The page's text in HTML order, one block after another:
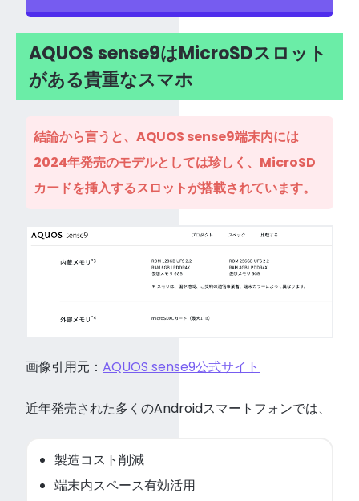
AQUOS sense9はMicroSDスロット
がある貴重なスマホ
結論から言うと、AQUOS sense9端末内には
2024年発売のモデルとしては珍しく、MicroSD
カードを挿入するスロットが搭載されています。
画像引用元： AQUOS sense9公式サイト
近年発売された多くのAndroidスマートフォンでは、
製造コスト削減
端末内スペース有効活用